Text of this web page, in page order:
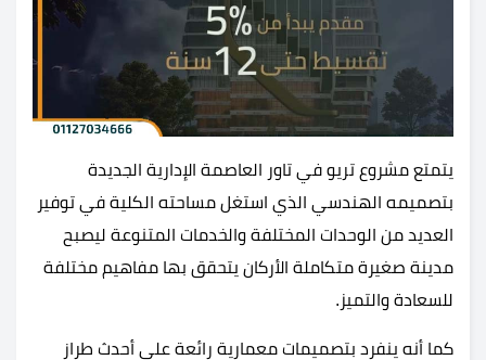
يتمتع مشروع تريو في تاور العاصمة الإدارية الجديدة
بتصميمه الهندسي الذي استغل مساحته الكلية في توفير
العديد من الوحدات المختلفة والخدمات المتنوعة ليصبح
مدينة صغيرة متكاملة الأركان يتحقق بها مفاهيم مختلفة
للسعادة والتميز.
كما أنه ينفرد بتصميمات معمارية رائعة على أحدث طراز